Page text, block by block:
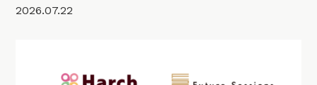
2026.07.22